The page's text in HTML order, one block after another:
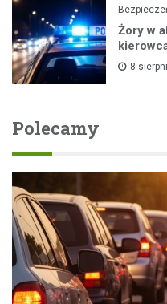
Żory w
8
Polecamy